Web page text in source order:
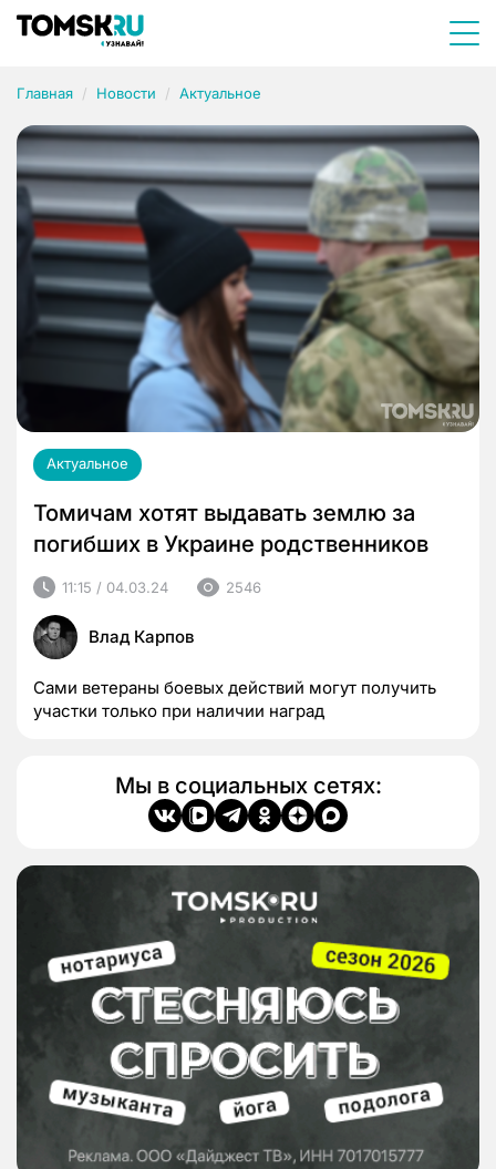
Главная Новости Актуальное
Актуальное
Томичам хотят выдавать землю за
погибших в Украине родственников
11:15 / 04.03.24 2546
Влад Карпов
Сами ветераны боевых действий могут получить
участки только при наличии наград
Мы в социальных сетях: